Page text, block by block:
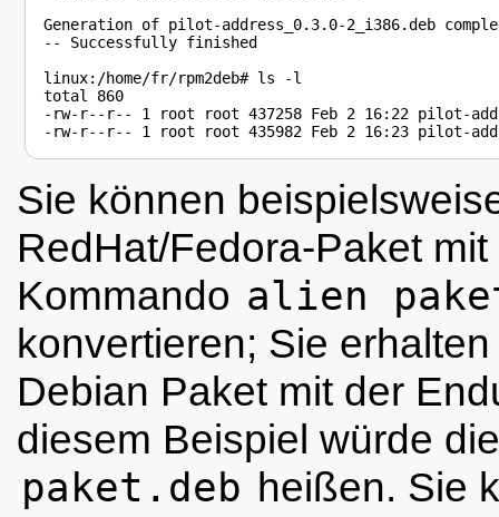
Generation of pilot-address_0.3.0-2_i386.deb
-- Successfully finished
linux:/home/fr/rpm2deb# ls -l
total 860
-rw-r--r-- 1 root root 437258 Feb 2 16:22 pilot-
Sie können
RedHat/Fedora-Paket mit
Kommando alien
konvertieren; Sie
Debian Paket mit der
diesem Beispiel würde
paket.deb heißen. Sie